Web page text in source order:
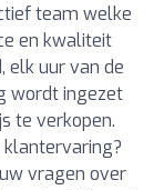
team welke
en kwaliteit
elk uur van de
wordt ingezet
te verkopen.
klantervaring?
vragen over